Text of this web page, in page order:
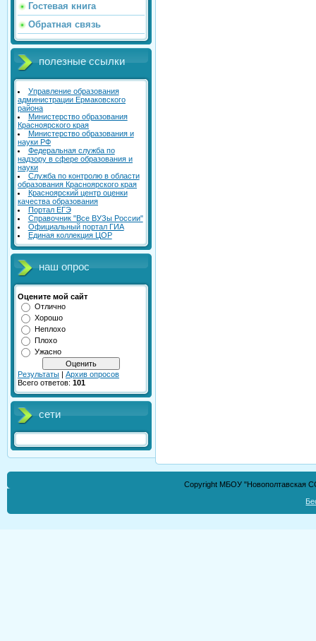
Гостевая книга
Обратная связь
полезные ссылки
Управление образования
администрации Ермаковского
района
Министерство образования
Красноярского края
Министерство образования и
науки РФ
Федеральная служба по
надзору в сфере образования и
науки
Служба по контролю в области
образования Красноярского края
Красноярский центр оценки
качества образования
Портал ЕГЭ
Справочник "Все ВУЗы России"
Официальный портал ГИА
Единая коллекция ЦОР
наш опрос
Оцените мой сайт
Отлично
Хорошо
Неплохо
Плохо
Ужасно
Результаты | Архив опросов
Всего ответов: 101
сети
Copyright МБОУ "Новополтавская